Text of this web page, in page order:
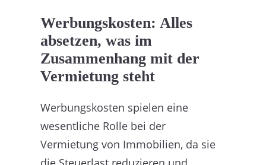
Werbungskosten: Alles
absetzen, was im
Zusammenhang mit der
Vermietung steht
Werbungskosten spielen eine
wesentliche Rolle bei der
Vermietung von Immobilien, da sie